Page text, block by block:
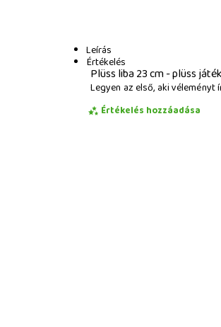
Leírás
Értékelés
Plüss liba 23 cm - plüss
Legyen az első, aki véleményt
Értékelés hozzáadása